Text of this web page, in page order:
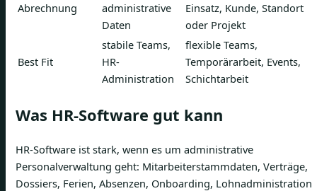
Abrechnung
administrative
Daten
Einsatz, Kunde, Standort
oder Projekt
Best Fit
stabile Teams,
HR-
Administration
flexible Teams,
Temporärarbeit, Events,
Schichtarbeit
Was HR-Software gut kann
HR-Software ist stark, wenn es um administrative
Personalverwaltung geht: Mitarbeiterstammdaten, Verträge,
Dossiers, Ferien, Absenzen, Onboarding, Lohnadministration